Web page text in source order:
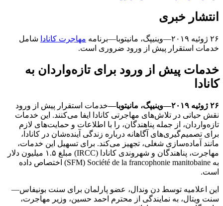
انتشار خبری
۲۶ ژوئیه ۲۰۱۹—وینیپگ، مانیتوبا—برنامه مهاجرت کانادا شامل
خدمات استقرار پیش از ورود ضروری است.
خدمات پیش از ورود برای تازه‌واردان به
کانادا
۲۶ ژوئیه ۲۰۱۹—وینیپگ، مانیتوبا—
خدمات استقرار پیش از ورود
نقش حیاتی در تلاش‌های مهاجرتی کانادا ایفا می‌کنند. این خدمات
تازه‌واردان، از جمله پناهندگان، را با اطلاعات و حمایت‌های لازم
برای تصمیم‌گیری‌های آگاهانه درباره زندگی آینده‌شان در کانادا،
مانند آماده‌سازی شغلی، تجهیز می‌کند. برای تسهیل این خدمات،
مهاجرت، پناهندگان و شهروندی کانادا (IRCC) مبلغ ۱.۵ میلیون دلار
به Société de la francophonie manitobaine
(SFM) اختصاص داده
است.
این اعلامیه توسط دن وندال، عضو پارلمان برای سنت بونیفاس—
سنت ویتال، به نمایندگی از محترم احمد حسین، وزیر مهاجرت،